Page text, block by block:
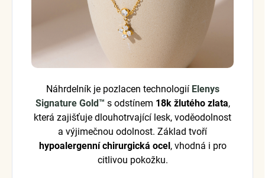
Náhrdelník je pozlacen technologií Elenys
Signature Gold™ s odstínem 18k žlutého zlata,
která zajišťuje dlouhotrvající lesk, voděodolnost
a výjimečnou odolnost. Základ tvoří
hypoalergenní chirurgická ocel , vhodná i pro
citlivou pokožku.